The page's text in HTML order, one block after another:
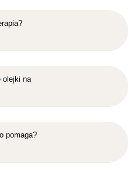
olejki na
pomaga?